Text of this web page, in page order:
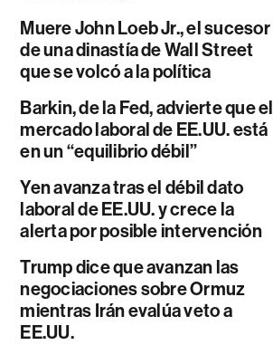
Muere John Loeb Jr., el sucesor
de una dinastía de Wall Street
que se volcó a la política
Barkin, de la Fed, advierte que el
mercado laboral de EE.UU. está
en un “equilibrio débil”
Yen avanza tras el débil dato
laboral de EE.UU. y crece la
alerta por posible intervención
Trump dice que avanzan las
negociaciones sobre Ormuz
mientras Irán evalúa veto a
EE.UU.